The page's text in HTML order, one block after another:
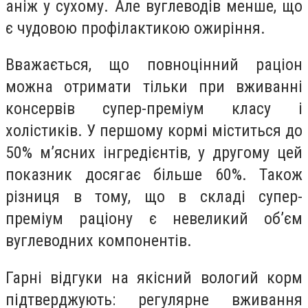
аніж у сухому. Але вуглеводів менше, що
є чудовою профілактикою ожиріння.
Вважається, що повноцінний раціон
можна отримати тільки при вживанні
консервів супер-преміум класу і
холістиків. У першому кормі міститься до
50% м’ясних інгредієнтів, у другому цей
показник досягає більше 60%. Також
різниця в тому, що в складі супер-
преміум раціону є невеликий об’єм
вуглеводних компонентів.
Гарні відгуки на якісний вологий корм
підтверджують: регулярне вживання